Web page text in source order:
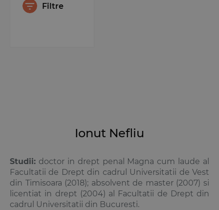
Filtre
Ionut Nefliu
Studii: doctor in drept penal Magna cum laude al
Facultatii de Drept din cadrul Universitatii de Vest
din Timisoara (2018); absolvent de master (2007) si
licentiat in drept (2004) al Facultatii de Drept din
cadrul Universitatii din Bucuresti.